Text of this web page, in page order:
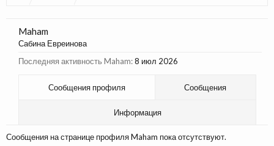
Maham
Сабина Евреинова
Последняя активность Maham:8 июл 2026
Сообщения профиля Сообщения
Информация
Сообщения на странице профиля Maham пока отсутствуют.